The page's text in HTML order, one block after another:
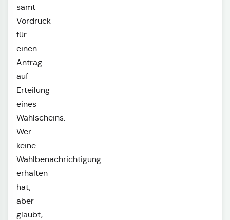
samt
Vordruck
für
einen
Antrag
auf
Erteilung
eines
Wahlscheins.
Wer
keine
Wahlbenachrichtigung
erhalten
hat,
aber
glaubt,